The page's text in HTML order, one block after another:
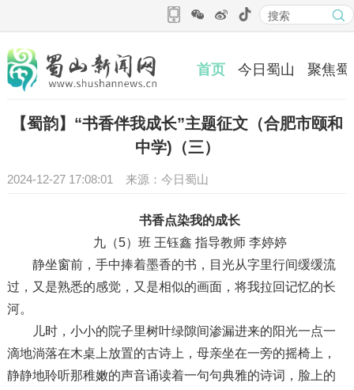
首页 今日蜀山 聚焦蜀
【蜀韵】“书香伴我成长”主题征文（合肥市颐和
中学)（三）
2024-12-27 17:08:01 来源：今日蜀山
书香点染我的成长
九（5）班 王钰鑫 指导教师 李婷婷
静坐窗前，手中捧着墨香的书，目光从字里行间缓缓流
过，又是熟悉的感觉，又是相似的画面，将我拉回记忆的长
河。
儿时，小小的院子里树叶绿隙间渗漏进来的阳光一点一
滴地淌落在木桌上放置的古诗上，母亲坐在一旁的摇椅上，
静静地聆听那稚嫩的声音诵读着一句句典雅的诗词，脸上的